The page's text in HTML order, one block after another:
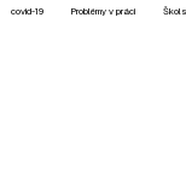
covid-19 Problémy v práci